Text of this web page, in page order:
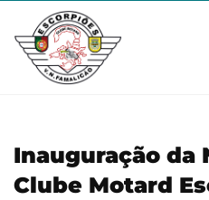
Inauguração da
Clube Motard